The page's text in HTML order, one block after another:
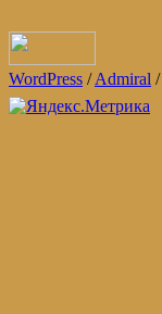
WordPress /Admiral /